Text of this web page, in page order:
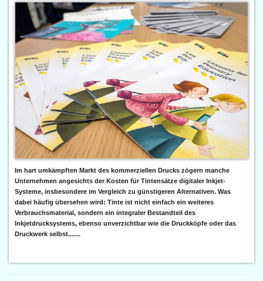
Im hart umkämpften Markt des kommerziellen Drucks zögern manche
Unternehmen angesichts der Kosten für Tintensätze digitaler Inkjet-
Systeme, insbesondere im Vergleich zu günstigeren Alternativen. Was
dabei häufig übersehen wird: Tinte ist nicht einfach ein weiteres
Verbrauchsmaterial, sondern ein integraler Bestandteil des
Inkjetdrucksystems, ebenso unverzichtbar wie die Druckköpfe oder das
Druckwerk selbst.......